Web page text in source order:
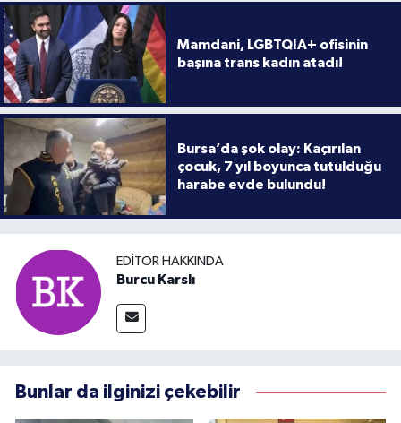
Mamdani, LGBTQIA+ ofisinin
başına trans kadın atadı!
Bursa’da şok olay: Kaçırılan
çocuk, 7 yıl boyunca tutulduğu
harabe evde bulundu!
EDITÖR HAKKINDA
Burcu Karslı
Bunlar da ilginizi çekebilir